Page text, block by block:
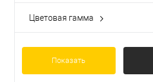
Цветовая гамма
Бетон(0)
Камень(0)
Мрамор(0)
Одноцветный(0)
Показать